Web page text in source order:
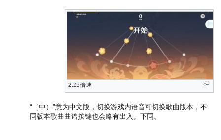
2.25倍速
“（中）”意为中文版，切换游戏内语音可切换歌曲版本，不
同版本歌曲曲谱按键也会略有出入。下同。